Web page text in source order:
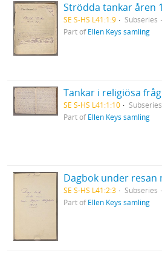
SE S-HS L41:1:9
Subseries
Part ofEllen Keys samling
SE S-HS L41:1:10
Subseries
Part ofEllen Keys samling
SE S-HS L41:2:3
Subseries
Part ofEllen Keys samling